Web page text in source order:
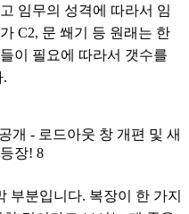
임무의 성격에 따라서 임
C2, 문 쐐기 등 원래는 한
이 필요에 따라서 갯수를
.
개 - 로드아웃 창 개편 및 새
장! 8
부분입니다. 복장이 한 가지